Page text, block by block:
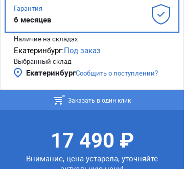
Гарантия
6 месяцев
Наличие на складах
Екатеринбург:Под заказ
Выбранный склад
ЕкатеринбургСообщить о поступлении?
Заказать в один клик
17 490 ₽
Внимание, цена устарела, уточняйте